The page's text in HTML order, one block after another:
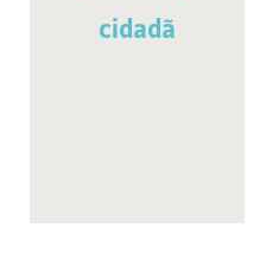
cidadã